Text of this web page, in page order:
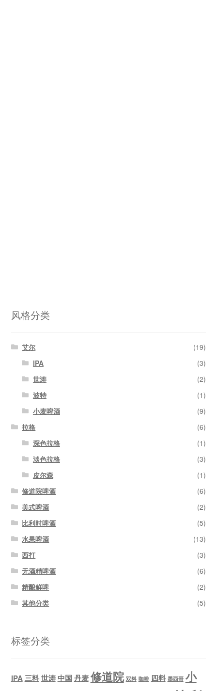
风格分类
艾尔
(19)
IPA
(3)
世涛
(2)
波特
(1)
小麦啤酒
(9)
拉格
(6)
深色拉格
(1)
淡色拉格
(3)
皮尔森
(1)
修道院啤酒
(6)
美式啤酒
(2)
比利时啤酒
(5)
水果啤酒
(13)
西打
(3)
无酒精啤酒
(6)
精酿鲜啤
(2)
其他分类
(5)
标签分类
IPA三料世涛中国 丹麦修道院 双料 咖啡 四料 墨西哥 小